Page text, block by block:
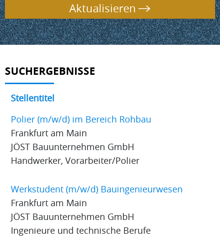
Aktualisieren
SUCHERGEBNISSE
Stellentitel
Polier (m/w/d) im Bereich Rohbau
Frankfurt am Main
JÖST Bauunternehmen GmbH
Handwerker, Vorarbeiter/Polier
Werkstudent (m/w/d) Bauingenieurwesen
Frankfurt am Main
JÖST Bauunternehmen GmbH
Ingenieure und technische Berufe